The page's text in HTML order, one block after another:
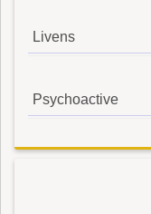
Livens
Psychoactive